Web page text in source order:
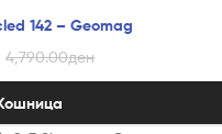
142 – Geomag
4,790.00ден